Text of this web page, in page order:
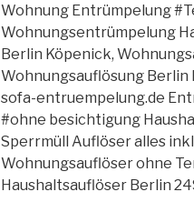
Wohnung Entrümpelung
Wohnungsentrümpelung
Berlin Köpenick,
Wohnungsauflösung
sofa-entruempelung.de
#ohne besichtigung
Sperrmüll Auflöser alles
Wohnungsauflöser ohne
Haushaltsauflöser Berlin